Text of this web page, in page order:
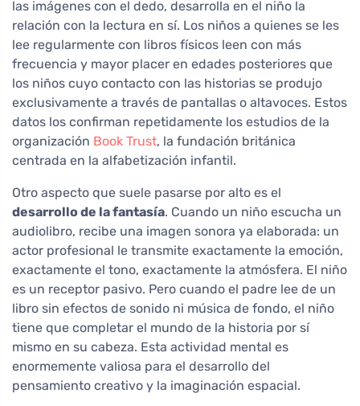
las imágenes con el dedo, desarrolla en el niño la
relación con la lectura en sí. Los niños a quienes se les
lee regularmente con libros físicos leen con más
frecuencia y mayor placer en edades posteriores que
los niños cuyo contacto con las historias se produjo
exclusivamente a través de pantallas o altavoces. Estos
datos los confirman repetidamente los estudios de la
organización Book Trust, la fundación británica
centrada en la alfabetización infantil.
Otro aspecto que suele pasarse por alto es el
desarrollo de la fantasía. Cuando un niño escucha un
audiolibro, recibe una imagen sonora ya elaborada: un
actor profesional le transmite exactamente la emoción,
exactamente el tono, exactamente la atmósfera. El niño
es un receptor pasivo. Pero cuando el padre lee de un
libro sin efectos de sonido ni música de fondo, el niño
tiene que completar el mundo de la historia por sí
mismo en su cabeza. Esta actividad mental es
enormemente valiosa para el desarrollo del
pensamiento creativo y la imaginación espacial.